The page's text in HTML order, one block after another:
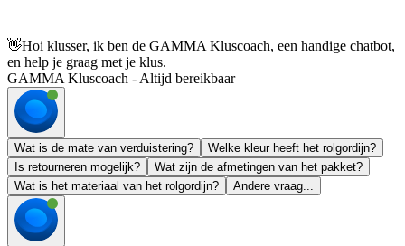
👋Hoi klusser, ik ben de GAMMA Kluscoach, een handige chatbot,
en help je graag met je klus.
GAMMA Kluscoach - Altijd bereikbaar
Wat is de mate van verduistering?
Welke kleur heeft het rolgordijn?
Is retourneren mogelijk?
Wat zijn de afmetingen van het pakket?
Wat is het materiaal van het rolgordijn?
Andere vraag...